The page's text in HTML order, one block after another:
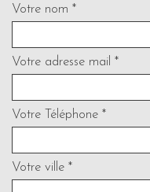
Votre nom *
Votre adresse mail *
Votre Téléphone *
Votre ville *